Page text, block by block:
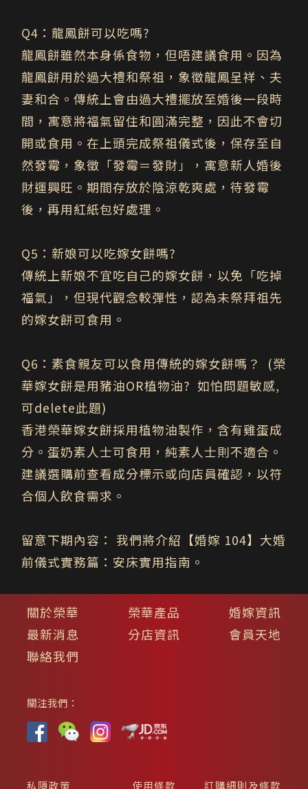
Q4 ：龍鳳餅可以吃嗎?
龍鳳餅雖然本身係食物，但唔建議食用。因為
龍鳳餅用於過大禮和祭祖，象徵龍鳳呈祥、夫
妻和合。傳統上會由過大禮擺放至婚後一段時
間，寓意將福氣留住和圓滿完整，因此不會切
開或食用。在上頭完成祭祖儀式後，保存至自
然發霉，象徵「發霉＝發財」，寓意新人婚後
財運興旺。期間存放於陰涼乾爽處，待發霉
後，再用紅紙包好處理。
Q5 ：新娘可以吃嫁女餅嗎?
傳統上新娘不宜吃自己的嫁女餅，以免「吃掉
福氣」，但現代觀念較彈性，認為未祭拜祖先
的嫁女餅可食用。
Q6 ：素食親友可以食用傳統的嫁女餅嗎？
(榮
華嫁女餅是用豬油OR植物油? 如怕問題敏感,
可delete此題)
香港榮華嫁女餅採用植物油製作，含有雞蛋成
分。蛋奶素人士可食用，純素人士則不適合。
建議選購前查看成分標示或向店員確認，以符
合個人飲食需求。
留意下期內容： 我們將介紹【婚嫁 104】大婚
前儀式實務篇：安床實用指南。
關於榮華 榮華產品
婚嫁資訊
最新消息
分店資訊
會員天地
聯絡我們
關注我們：
私隱政策 使用條款 訂購細則及條款